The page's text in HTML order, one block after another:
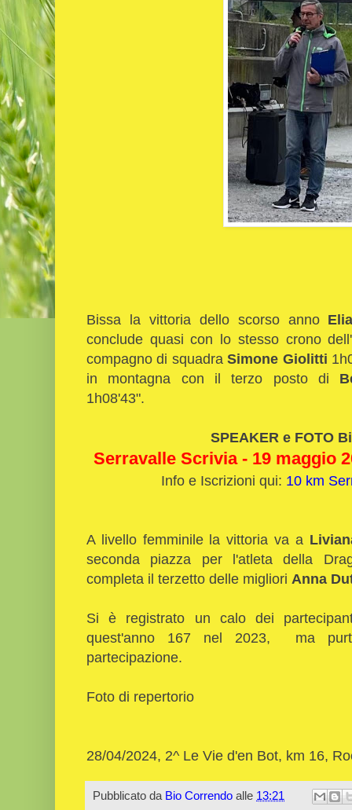
Bissa la vittoria dello scorso anno
conclude quasi con lo stesso crono
compagno di squadraSimone Giolitti
in montagna con il terzo posto di
1h08'43".
SPEAKER e FOTO
Serravalle Scrivia - 19 maggio
Info e Iscrizioni qui: 10 km
A livello femminile la vittoria va a
seconda piazza per l'atleta della
completa il terzetto delle migliori Anna
Si è registrato un calo dei
quest'anno 167 nel 2023, ma
partecipazione.
Foto di repertorio
28/04/2024, 2^ Le Vie d'en Bot, km 16,
Pubblicato da Bio Correndo alle 13:21